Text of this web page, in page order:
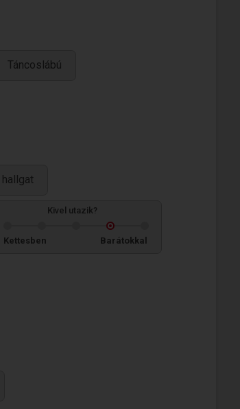
Táncoslábú
Kivel utazik?
Kettesben Barátokkal